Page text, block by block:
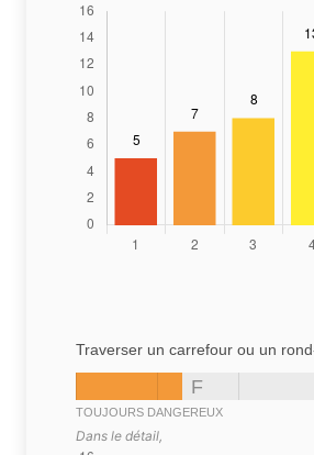
Traverser un carrefour ou un
F
TOUJOURS DANGEREUX
Dans le détail,